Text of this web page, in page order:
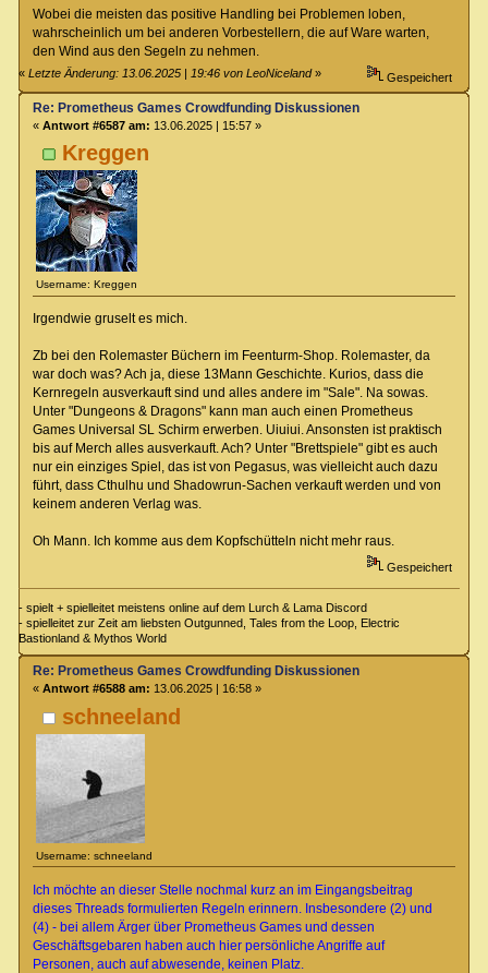
Wobei die meisten das positive Handling bei Problemen loben,
wahrscheinlich um bei anderen Vorbestellern, die auf Ware warten,
den Wind aus den Segeln zu nehmen.
«Letzte Änderung: 13.06.2025 | 19:46 von LeoNiceland» Gespeichert
Kreggen
Username: Kreggen
Re: Prometheus Games Crowdfunding Diskussionen
« Antwort #6587 am: 13.06.2025 | 15:57 »
Irgendwie gruselt es mich.
Zb bei den Rolemaster Büchern im Feenturm-Shop. Rolemaster, da
war doch was? Ach ja, diese 13Mann Geschichte. Kurios, dass die
Kernregeln ausverkauft sind und alles andere im "Sale". Na sowas.
Unter "Dungeons & Dragons" kann man auch einen Prometheus
Games Universal SL Schirm erwerben. Uiuiui. Ansonsten ist praktisch
bis auf Merch alles ausverkauft. Ach? Unter "Brettspiele" gibt es auch
nur ein einziges Spiel, das ist von Pegasus, was vielleicht auch dazu
führt, dass Cthulhu und Shadowrun-Sachen verkauft werden und von
keinem anderen Verlag was.
Oh Mann. Ich komme aus dem Kopfschütteln nicht mehr raus.
Gespeichert
- spielt + spielleitet meistens online auf dem Lurch & Lama Discord
- spielleitet zur Zeit am liebsten Outgunned, Tales from the Loop, Electric
Bastionland & Mythos World
schneeland
Username: schneeland
Re: Prometheus Games Crowdfunding Diskussionen
« Antwort #6588 am: 13.06.2025 | 16:58 »
Ich möchte an dieser Stelle nochmal kurz an im Eingangsbeitrag
dieses Threads formulierten Regeln erinnern. Insbesondere (2) und
(4) - bei allem Ärger über Prometheus Games und dessen
Geschäftsgebaren haben auch hier persönliche Angriffe auf
Personen, auch auf abwesende, keinen Platz.